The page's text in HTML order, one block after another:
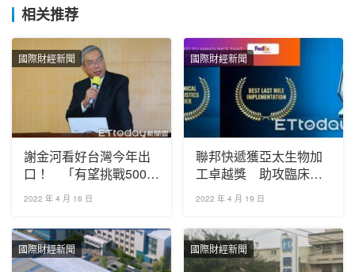
相关推荐
國際財經新聞
謝金河看好台灣今年出
口！ 「有望挑戰5000
億美元」
2022 年 4 月 16 日
國際財經新聞
聯邦快遞獲亞太生物加
工卓越獎 助攻臨床試
驗市場成長
2022 年 4 月 19 日
國際財經新聞 國際財經新聞